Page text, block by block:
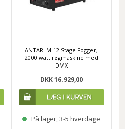
ANTARI M-12 Stage Fogger,
2000 watt røgmaskine med
DMX
DKK 16.929,00
På lager, 3-5 hverdage